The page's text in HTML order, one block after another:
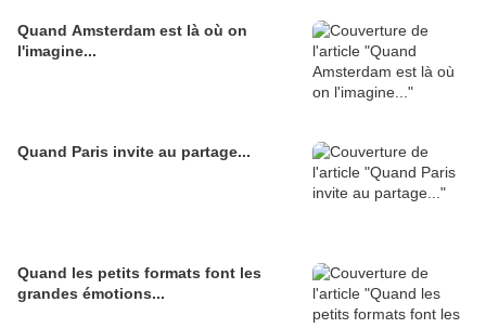
Quand Amsterdam est là où on
l'imagine...
Quand Paris invite au partage...
Quand les petits formats font les
grandes émotions...